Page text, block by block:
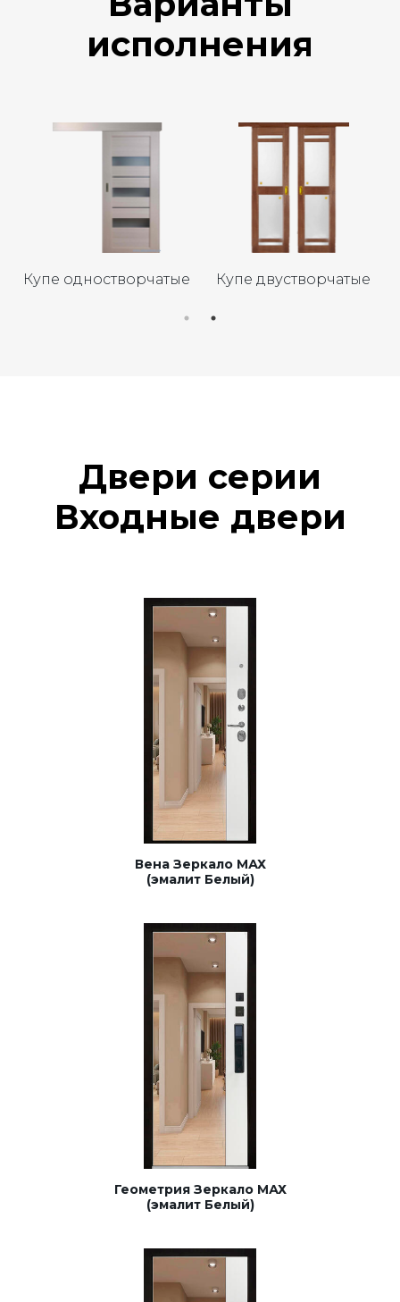
исполнения
одностворчатые Купе двустворчатые
Двери серии
Входные двери
Вена Зеркало МАХ
(эмалит Белый)
Геометрия Зеркало МАХ
(эмалит Белый)